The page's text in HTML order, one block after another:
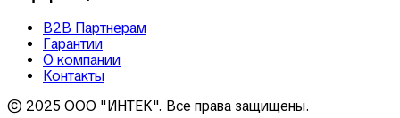
В2В Партнерам
Гарантии
О компании
Контакты
© 2025 ООО "ИНТЕК". Все права защищены.